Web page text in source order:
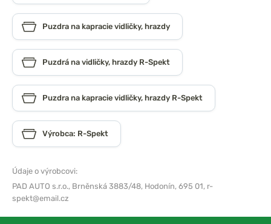
Puzdra na kapracie vidličky, hrazdy
Puzdrá na vidličky, hrazdy R-Spekt
Puzdra na kapracie vidličky, hrazdy R-Spekt
Výrobca: R-Spekt
Údaje o výrobcovi:
PAD AUTO s.r.o., Brněnská 3883/48, Hodonín, 695 01, r-
spekt@email.cz